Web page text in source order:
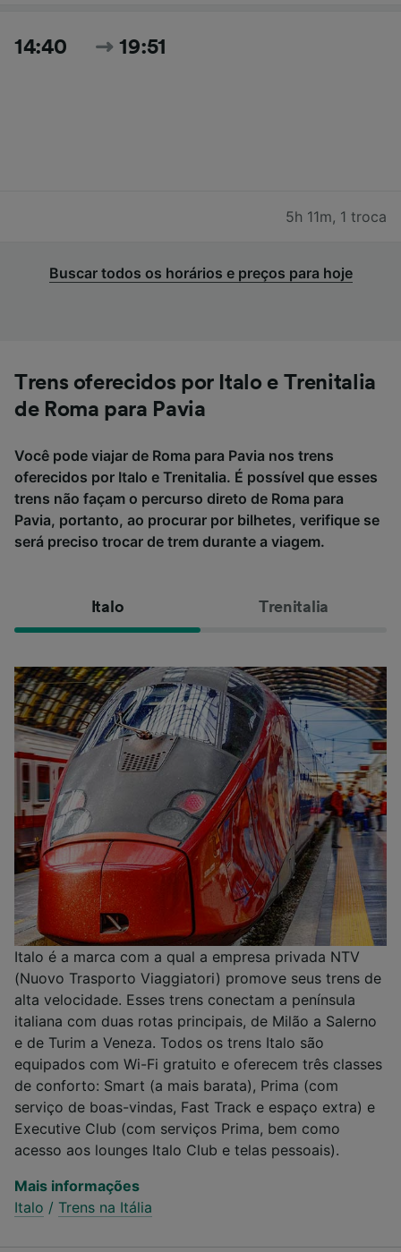
14:40 19:51
5h 11m, 1 troca
Buscar todos os horários e preços para hoje
Trens oferecidos por Italo e Trenitalia
de Roma para Pavia
Você pode viajar de Roma para Pavia nos trens
oferecidos por Italo e Trenitalia. É possível que esses
trens não façam o percurso direto de Roma para
Pavia, portanto, ao procurar por bilhetes, verifique se
será preciso trocar de trem durante a viagem.
Italo Trenitalia
Italo é a marca com a qual a empresa privada NTV
(Nuovo Trasporto Viaggiatori) promove seus trens de
alta velocidade. Esses trens conectam a península
italiana com duas rotas principais, de Milão a Salerno
e de Turim a Veneza. Todos os trens Italo são
equipados com Wi-Fi gratuito e oferecem três classes
de conforto: Smart (a mais barata), Prima (com
serviço de boas-vindas, Fast Track e espaço extra) e
Executive Club (com serviços Prima, bem como
acesso aos lounges Italo Club e telas pessoais).
Mais informações
Italo / Trens na Itália